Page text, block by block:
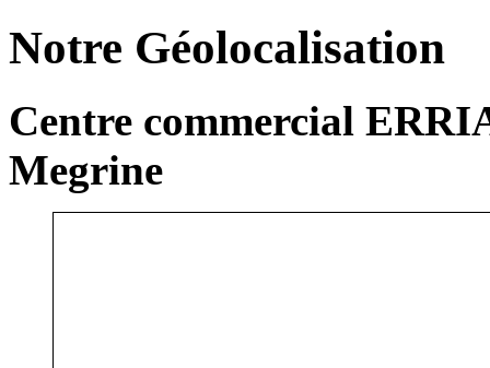
Notre Géolocalisation
Centre commercial
Megrine